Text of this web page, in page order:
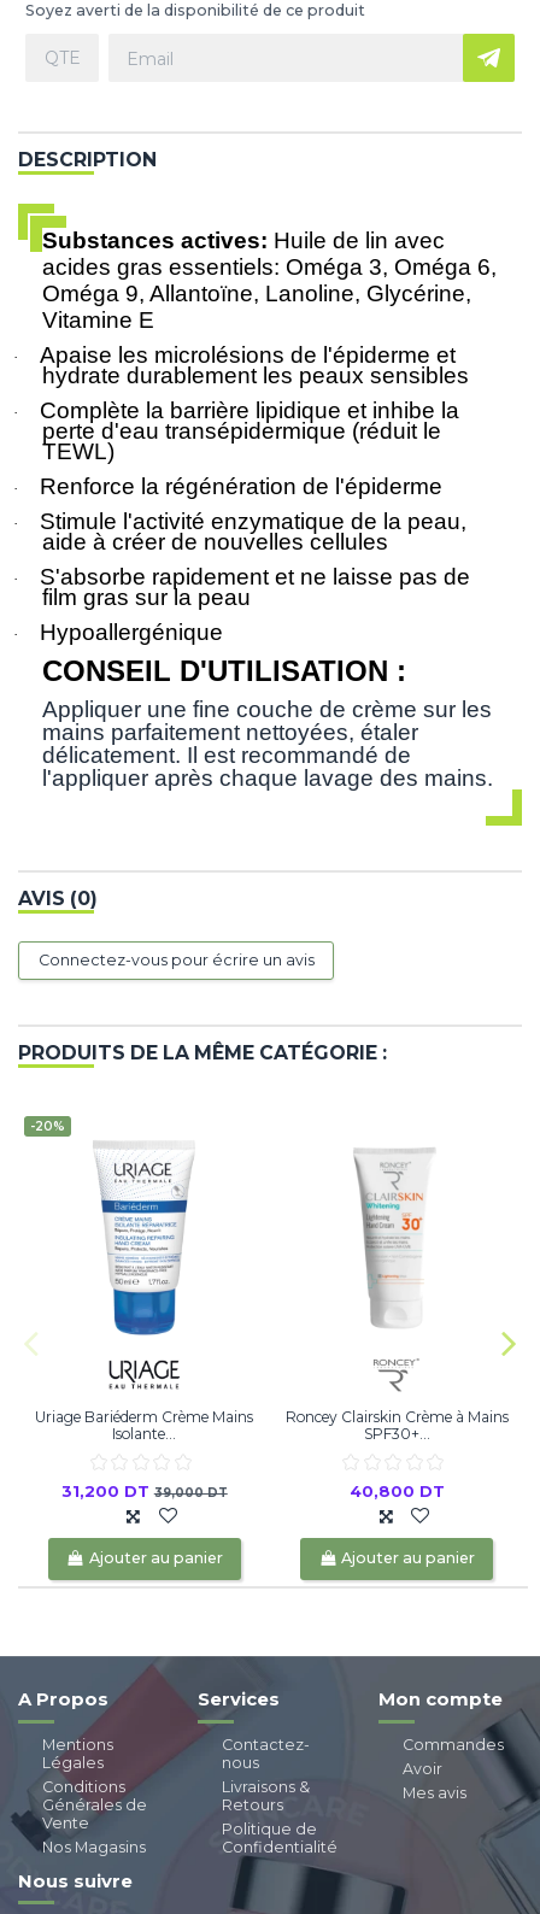
Soyez averti de la disponibilité de ce produit
DESCRIPTION
Substances actives: Huile de lin avec
acides gras essentiels: Oméga 3, Oméga 6,
Oméga 9, Allantoïne, Lanoline, Glycérine,
Vitamine E
·
Apaise les microlésions de l'épiderme et
hydrate durablement les peaux sensibles
·
Complète la barrière lipidique et inhibe la
perte d'eau transépidermique (réduit le
TEWL)
· Renforce la régénération de l'épiderme
·
Stimule l'activité enzymatique de la peau,
aide à créer de nouvelles cellules
·
S'absorbe rapidement et ne laisse pas de
film gras sur la peau
· Hypoallergénique
CONSEIL D'UTILISATION :
Appliquer une fine couche de crème sur les
mains parfaitement nettoyées, étaler
délicatement. Il est recommandé de
l'appliquer après chaque lavage des mains.
AVIS (0)
Connectez-vous pour écrire un avis
PRODUITS DE LA MÊME CATÉGORIE :
-20%
Uriage Bariéderm Crème Mains
Isolante...
31,200 DT39,000 DT
Ajouter au panier
Roncey Clairskin Crème à Mains
SPF30+...
40,800 DT
Ajouter au panier
A Propos
Mentions
Légales
Conditions
Générales de
Vente
Nos Magasins
Services
Contactez-
nous
Livraisons &
Retours
Politique de
Confidentialité
Mon compte
Commandes
Avoir
Mes avis
Nous suivre